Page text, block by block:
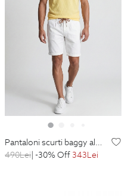
pantaloni scurti baggy albi uni
490Lei| -30% Off343Lei